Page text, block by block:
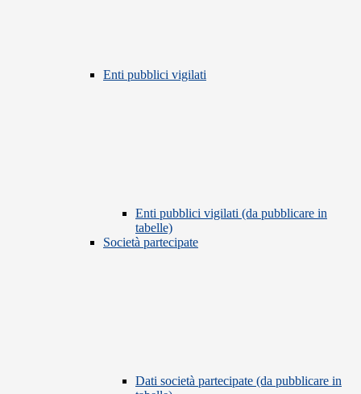
Enti pubblici vigilati
Enti pubblici vigilati (da pubblicare in
tabelle)
Società partecipate
Dati società partecipate (da pubblicare in